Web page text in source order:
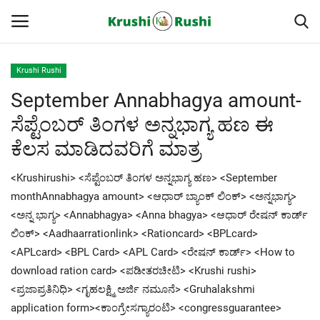
Home
Finance
ರೈತರ ಯಶೋಗಾಥೆಗಳು
ಮುಂದಿನ 5 ದಿನಗಳ ಮಳೆ ಮಾಹಿತಿ
Gallery
Krushi Rushi
September Annabhagya amount-
ಸೆಪ್ಟೆಂಬರ್ ತಿಂಗಳ ಅನ್ನಭಾಗ್ಯ ಹಣ ಈ
ಕೆಲಸ ಮಾಡಿದವರಿಗೆ ಮಾತ್ರ
<Krushirushi> <ಸೆಪ್ಟೆಂಬರ್ ತಿಂಗಳ ಅನ್ನಭಾಗ್ಯ ಹಣ> <September
monthAnnabhagya amount> <ಆಧಾರ್ ಬ್ಯಾಂಕ್ ಲಿಂಕ್> <ಅನ್ನಭಾಗ್ಯ>
<ಅನ್ನ ಭಾಗ್ಯ> <Annabhagya> <Anna bhagya> <ಆಧಾರ್ ರೇಷನ್ ಕಾರ್ಡ್
ಲಿಂಕ್> <Aadhaarrationlink> <Rationcard> <BPLcard>
<APLcard> <BPL Card> <APL Card> <ರೇಷನ್ ಕಾರ್ಡ್> <How to
download ration card> <ಪಡೀತರಚೀಟಿ> <Krushi rushi>
<ಪ್ರಜಾಪ್ರತಿನಿಧಿ> <ಗೃಹಲಕ್ಷ್ಮಿ ಅರ್ಜಿ ನಮೂನೆ> <Gruhalakshmi
application form><ಕಾಂಗ್ರೇಸಗ್ಯಾರಂಟಿ> <congressguarantee>